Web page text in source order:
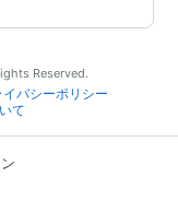
Reserved.
イバシーポリシー
て